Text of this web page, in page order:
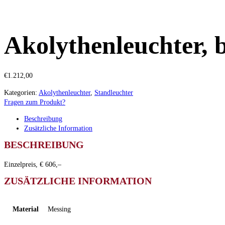
Akolythenleuchter,
€1.212,00
Kategorien: Akolythenleuchter, Standleuchter
Fragen zum Produkt?
Beschreibung
Zusätzliche Information
BESCHREIBUNG
Einzelpreis, € 606,–
ZUSÄTZLICHE INFORMATION
Material Messing